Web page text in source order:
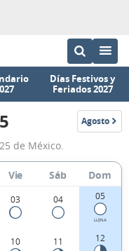
Días Festivos y
Feriados 2027
Agosto
1925
de México.
Vie Sáb Dom
03 04 05
LLENA
10 11 12